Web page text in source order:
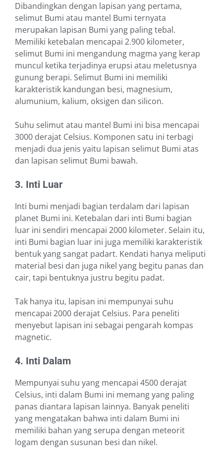
Dibandingkan dengan lapisan yang pertama,
selimut Bumi atau mantel Bumi ternyata
merupakan lapisan Bumi yang paling tebal.
Memiliki ketebalan mencapai 2.900 kilometer,
selimut Bumi ini mengandung magma yang kerap
muncul ketika terjadinya erupsi atau meletusnya
gunung berapi. Selimut Bumi ini memiliki
karakteristik kandungan besi, magnesium,
alumunium, kalium, oksigen dan silicon.
Suhu selimut atau mantel Bumi ini bisa mencapai
3000 derajat Celsius. Komponen satu ini terbagi
menjadi dua jenis yaitu lapisan selimut Bumi atas
dan lapisan selimut Bumi bawah.
3. Inti Luar
Inti bumi menjadi bagian terdalam dari lapisan
planet Bumi ini. Ketebalan dari inti Bumi bagian
luar ini sendiri mencapai 2000 kilometer. Selain itu,
inti Bumi bagian luar ini juga memiliki karakteristik
bentuk yang sangat padart. Kendati hanya meliputi
material besi dan juga nikel yang begitu panas dan
cair, tapi bentuknya justru begitu padat.
Tak hanya itu, lapisan ini mempunyai suhu
mencapai 2000 derajat Celsius. Para peneliti
menyebut lapisan ini sebagai pengarah kompas
magnetic.
4. Inti Dalam
Mempunyai suhu yang mencapai 4500 derajat
Celsius, inti dalam Bumi ini memang yang paling
panas diantara lapisan lainnya. Banyak peneliti
yang mengatakan bahwa inti dalam Bumi ini
memiliki bahan yang serupa dengan meteorit
logam dengan susunan besi dan nikel.